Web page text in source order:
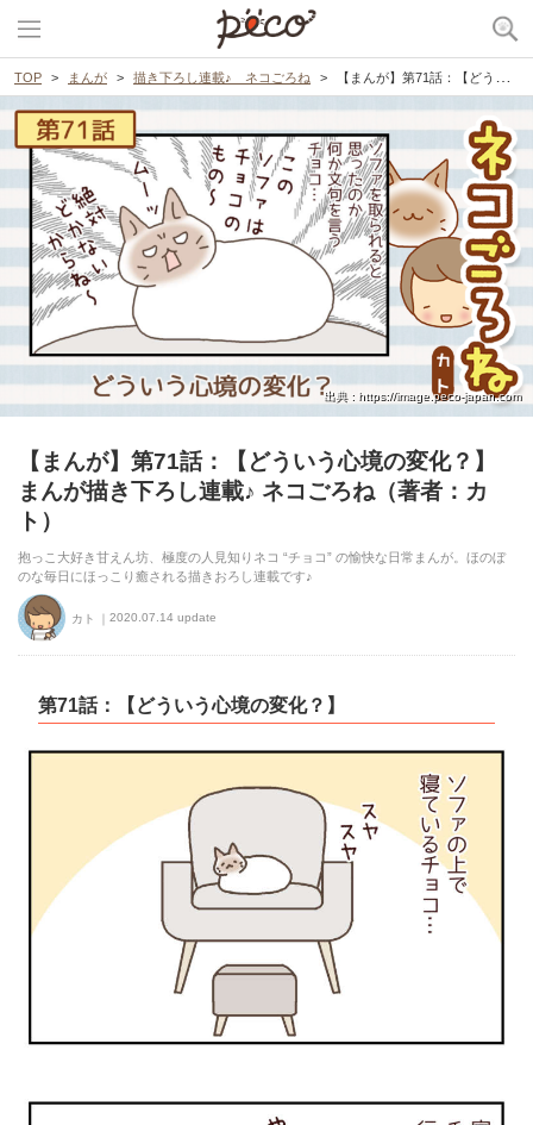
TOP まんが 描き下ろし連載♪ ネコごろね 【まんが】第71話：【どういう心境の変化？】まんが描き下ろし連載♪ ネコごろね（著者：カト）
出典 : https://image.peco-japan.com
【まんが】第71話：【どういう心境の変化？】
まんが描き下ろし連載♪ ネコごろね（著者：カ
ト）
抱っこ大好き甘えん坊、極度の人見知りネコ “チョコ” の愉快な日常まんが。ほのぼ
のな毎日にほっこり癒される描きおろし連載です♪
カト 2020.07.14 update
第71話：【どういう心境の変化？】